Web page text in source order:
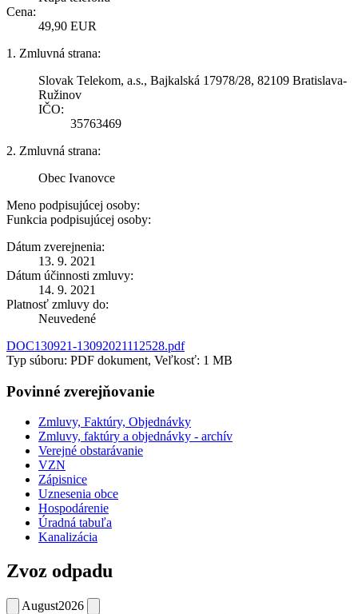
Cena:
49,90 EUR
1. Zmluvná strana:
Slovak Telekom, a.s., Bajkalská 17978/28, 82109 Bratislava-
Ružinov
IČO:
35763469
2. Zmluvná strana:
Obec Ivanovce
Meno podpisujúcej osoby:
Funkcia podpisujúcej osoby:
Dátum zverejnenia:
13. 9. 2021
Dátum účinnosti zmluvy:
14. 9. 2021
Platnosť zmluvy do:
Neuvedené
DOC130921-13092021112528.pdf
Typ súboru: PDF dokument, Veľkosť: 1 MB
Povinné zverejňovanie
Zmluvy, Faktúry, Objednávky
Zmluvy, faktúry a objednávky - archív
Verejné obstarávanie
VZN
Zápisnice
Uznesenia obce
Hospodárenie
Úradná tabuľa
Kanalizácia
Zvoz odpadu
August2026